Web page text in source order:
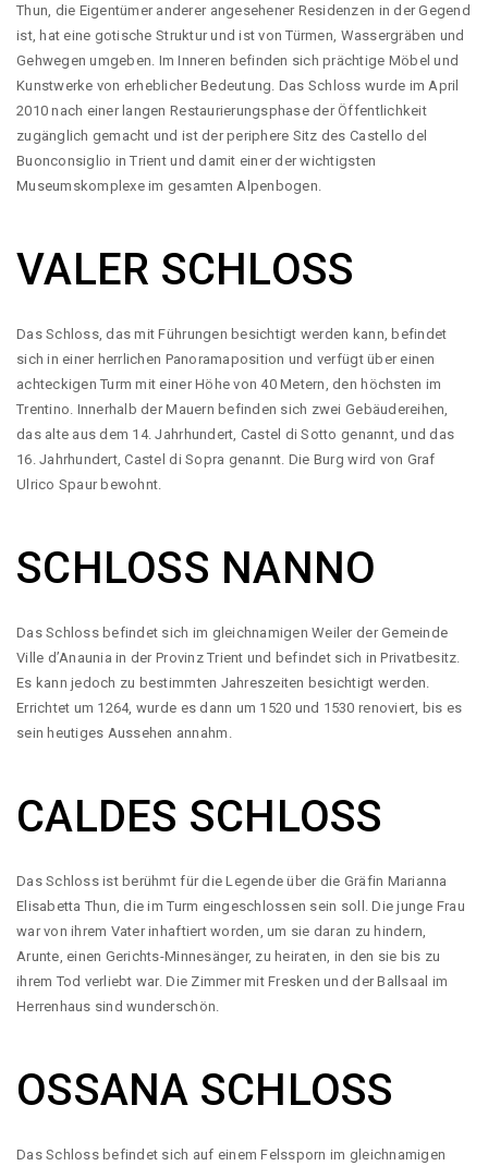
Thun, die Eigentümer anderer angesehener Residenzen in der Gegend
ist, hat eine gotische Struktur und ist von Türmen, Wassergräben und
Gehwegen umgeben. Im Inneren befinden sich prächtige Möbel und
Kunstwerke von erheblicher Bedeutung. Das Schloss wurde im April
2010 nach einer langen Restaurierungsphase der Öffentlichkeit
zugänglich gemacht und ist der periphere Sitz des Castello del
Buonconsiglio in Trient und damit einer der wichtigsten
Museumskomplexe im gesamten Alpenbogen.
VALER SCHLOSS
Das Schloss, das mit Führungen besichtigt werden kann, befindet
sich in einer herrlichen Panoramaposition und verfügt über einen
achteckigen Turm mit einer Höhe von 40 Metern, den höchsten im
Trentino. Innerhalb der Mauern befinden sich zwei Gebäudereihen,
das alte aus dem 14. Jahrhundert, Castel di Sotto genannt, und das
16. Jahrhundert, Castel di Sopra genannt. Die Burg wird von Graf
Ulrico Spaur bewohnt.
SCHLOSS NANNO
Das Schloss befindet sich im gleichnamigen Weiler der Gemeinde
Ville d’Anaunia in der Provinz Trient und befindet sich in Privatbesitz.
Es kann jedoch zu bestimmten Jahreszeiten besichtigt werden.
Errichtet um 1264, wurde es dann um 1520 und 1530 renoviert, bis es
sein heutiges Aussehen annahm.
CALDES SCHLOSS
Das Schloss ist berühmt für die Legende über die Gräfin Marianna
Elisabetta Thun, die im Turm eingeschlossen sein soll. Die junge Frau
war von ihrem Vater inhaftiert worden, um sie daran zu hindern,
Arunte, einen Gerichts-Minnesänger, zu heiraten, in den sie bis zu
ihrem Tod verliebt war. Die Zimmer mit Fresken und der Ballsaal im
Herrenhaus sind wunderschön.
OSSANA SCHLOSS
Das Schloss befindet sich auf einem Felssporn im gleichnamigen